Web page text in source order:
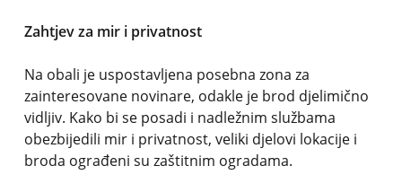
Zahtjev za mir i privatnost
Na obali je uspostavljena posebna zona za
zainteresovane novinare, odakle je brod djelimično
vidljiv. Kako bi se posadi i nadležnim službama
obezbijedili mir i privatnost, veliki djelovi lokacije i
broda ograđeni su zaštitnim ogradama.